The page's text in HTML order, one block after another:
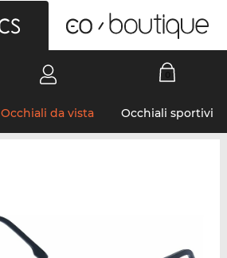
Occhiali da vista Occhiali sportivi